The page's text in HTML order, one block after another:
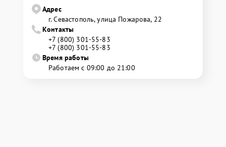
Адрес
г. Севастополь, улица Пожарова, 22
Контакты
+7 (800) 301-55-83
+7 (800) 301-55-83
Время работы
Работаем с 09:00 до 21:00